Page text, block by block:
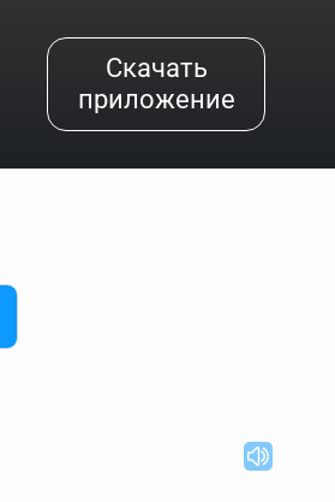
Скачать
приложение
во всплывающем меню.
неизвестных букв —
нажать "Найти", выведутся